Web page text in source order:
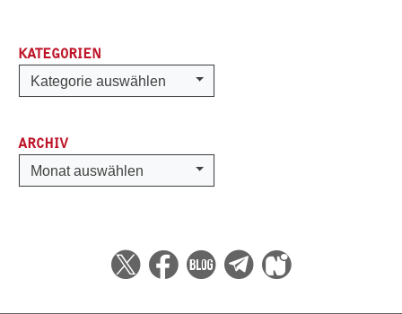
KATEGORIEN
Kategorien
Kategorie auswählen
ARCHIV
Archiv
Monat auswählen